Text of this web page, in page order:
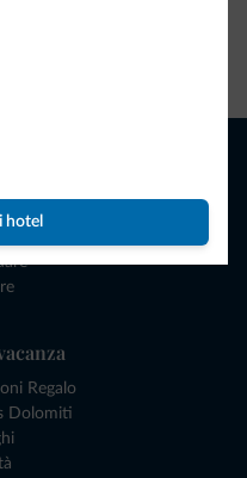
hotel
Regalo
Dolomiti